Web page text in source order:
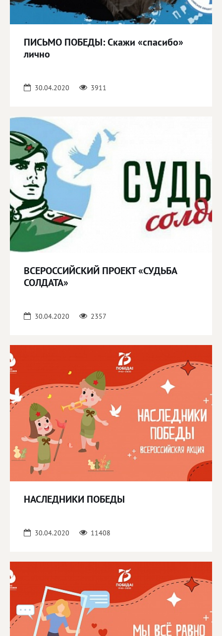
ПИСЬМО ПОБЕДЫ: Скажи «спасибо»
лично
30.04.2020 3911
ВСЕРОССИЙСКИЙ ПРОЕКТ «СУДЬБА
СОЛДАТА»
30.04.2020 2357
НАСЛЕДНИКИ ПОБЕДЫ
30.04.2020 11408